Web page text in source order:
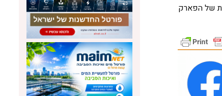
של הפארק